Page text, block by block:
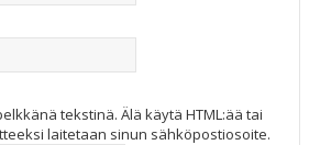
tekstinä. Älä käytä HTML:ää tai
laitetaan sinun sähköpostiosoite.